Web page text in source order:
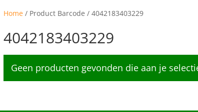
Home/ Product Barcode / 4042183403229
4042183403229
Geen producten gevonden die aan je